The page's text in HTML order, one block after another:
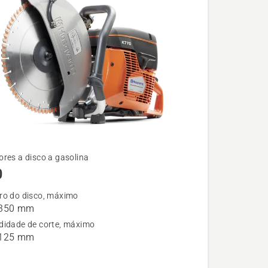
a disco a gasolina
do disco, máximo
mm
de corte, máximo
mm